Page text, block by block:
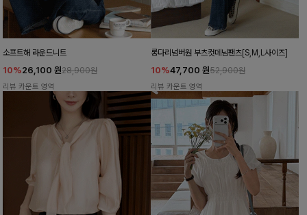
소프트해 라운드니트
10%26,100 원28,900원
리뷰 카운트 영역
롱다리넘버원 부츠컷데님팬츠[S,M,L사이즈]
10%47,700 원52,900원
리뷰 카운트 영역